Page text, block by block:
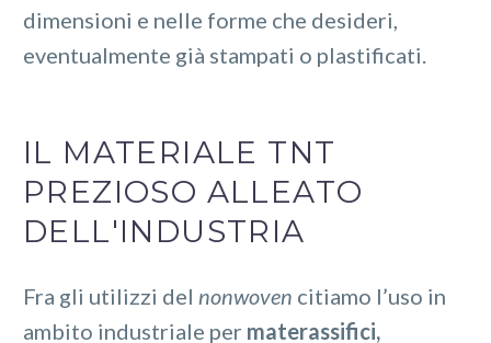
dimensioni e nelle forme che desideri,
eventualmente già stampati o plastificati.
IL MATERIALE TNT
PREZIOSO ALLEATO
DELL'INDUSTRIA
Fra gli utilizzi del nonwoven citiamo l’uso in
ambito industriale per materassifici,